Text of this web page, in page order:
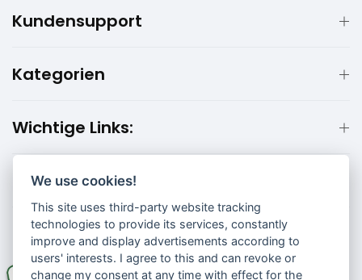
Kundensupport
Kategorien
Wichtige Links:
Kundeninformationen:
We use cookies!
This site uses third-party website tracking
technologies to provide its services, constantly
improve and display advertisements according to
users' interests. I agree to this and can revoke or
change my consent at any time with effect for the